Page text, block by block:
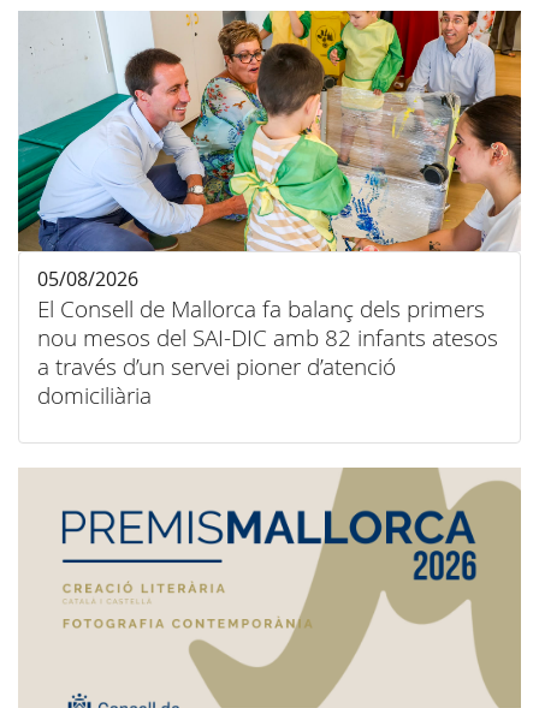
El Consell de Mallorca fa balanç dels primers
nou mesos del SAI-DIC amb 82 infants atesos
a través d’un servei pioner d’atenció
domiciliària
05/08/2026